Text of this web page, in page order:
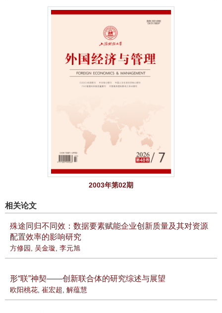
2003年第02期
相关论文
殊途同归不同效：数据要素赋能企业创新质量及其对资源
配置效率的影响研究
方修园, 吴金璇, 李元旭
形“联”神契——创新联合体的研究综述与展望
欧阳桃花, 崔宏超, 解蕴慧